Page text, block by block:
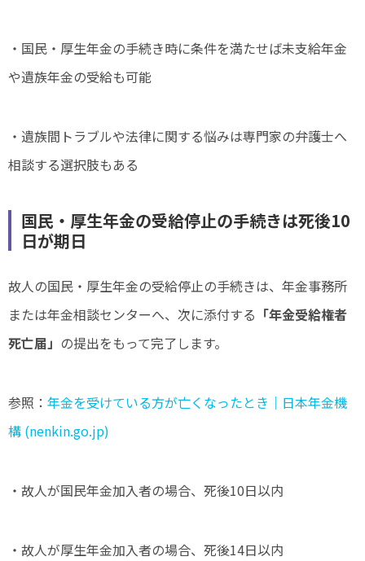
・国民・厚生年金の手続き時に条件を満たせば未支給年金
や遺族年金の受給も可能
・遺族間トラブルや法律に関する悩みは専門家の弁護士へ
相談する選択肢もある
国民・厚生年金の受給停止の手続きは死後10
日が期日
故人の国民・厚生年金の受給停止の手続きは、年金事務所
または年金相談センターへ、次に添付する 「年金受給権者
死亡届」 の提出をもって完了します。
参照： 年金を受けている方が亡くなったとき｜日本年金機
構 (nenkin.go.jp)
・故人が国民年金加入者の場合、死後10日以内
・故人が厚生年金加入者の場合、死後14日以内